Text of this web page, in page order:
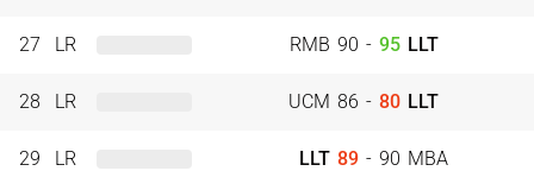
27 LR RMB 90 - 95 LLT
28 LR UCM 86 - 80 LLT
29 LR LLT 89 - 90 MBA